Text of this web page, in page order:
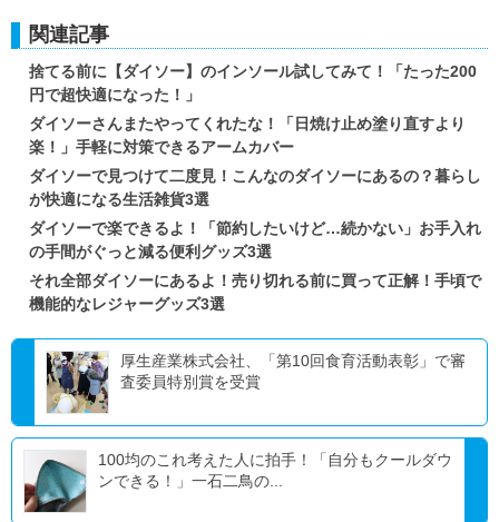
関連記事
捨てる前に【ダイソー】のインソール試してみて！「たった200
円で超快適になった！」
ダイソーさんまたやってくれたな！「日焼け止め塗り直すより
楽！」手軽に対策できるアームカバー
ダイソーで見つけて二度見！こんなのダイソーにあるの？暮らし
が快適になる生活雑貨3選
ダイソーで楽できるよ！「節約したいけど…続かない」お手入れ
の手間がぐっと減る便利グッズ3選
それ全部ダイソーにあるよ！売り切れる前に買って正解！手頃で
機能的なレジャーグッズ3選
厚生産業株式会社、「第10回食育活動表彰」で審
査委員特別賞を受賞
100均のこれ考えた人に拍手！「自分もクールダウ
ンできる！」一石二鳥の...